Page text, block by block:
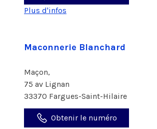
Plus d'infos
Maconnerie Blanchard
Maçon,
75 av Lignan
33370 Fargues-Saint-Hilaire
Obtenir le numéro